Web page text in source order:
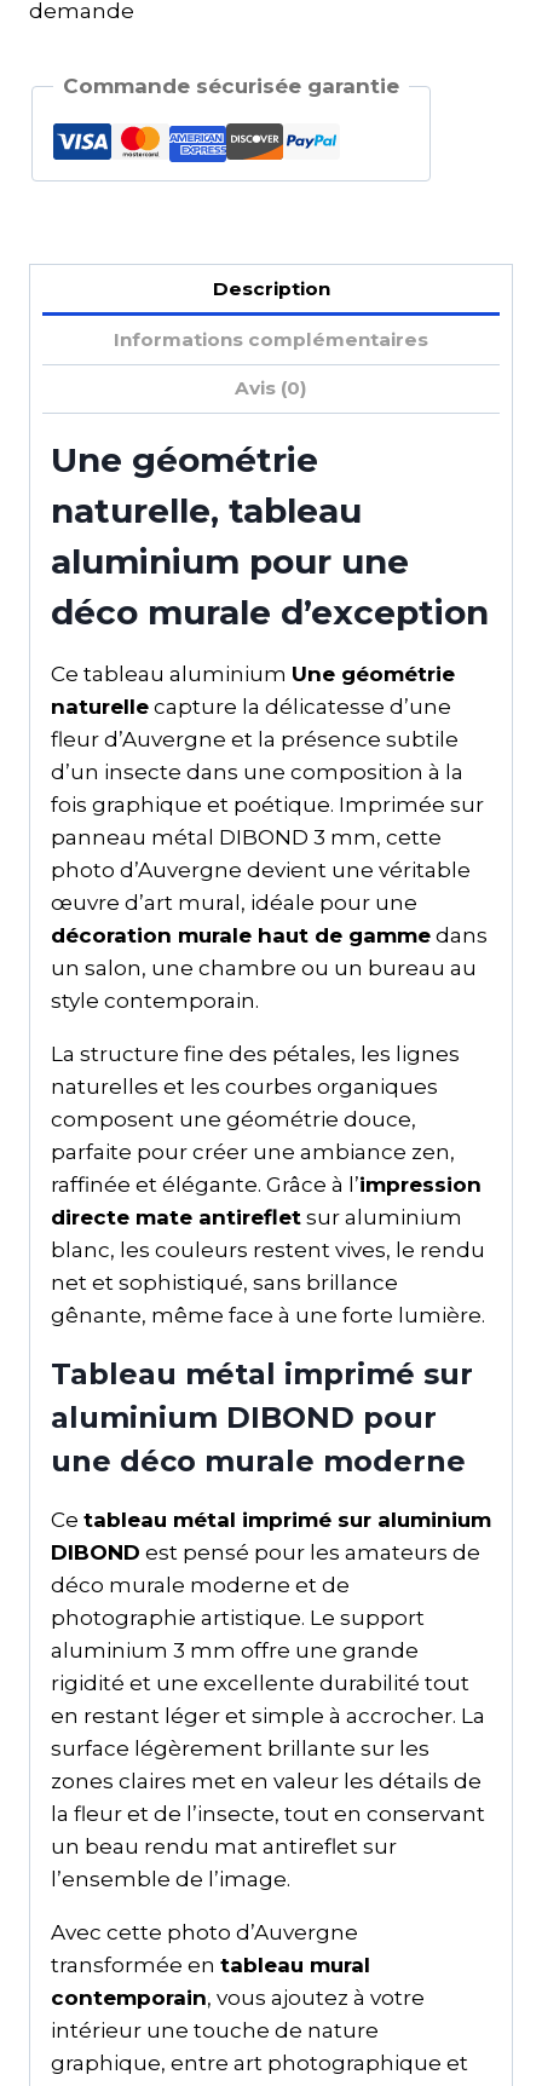
demande
Commande sécurisée garantie
Description
Informations complémentaires
Avis (0)
Une géométrie
naturelle, tableau
aluminium pour une
déco murale d’exception
Ce tableau aluminium Une géométrie
naturelle capture la délicatesse d’une
fleur d’Auvergne et la présence subtile
d’un insecte dans une composition à la
fois graphique et poétique. Imprimée sur
panneau métal DIBOND 3 mm, cette
photo d’Auvergne devient une véritable
œuvre d’art mural, idéale pour une
décoration murale haut de gamme dans
un salon, une chambre ou un bureau au
style contemporain.
La structure fine des pétales, les lignes
naturelles et les courbes organiques
composent une géométrie douce,
parfaite pour créer une ambiance zen,
raffinée et élégante. Grâce à l’impression
directe mate antireflet sur aluminium
blanc, les couleurs restent vives, le rendu
net et sophistiqué, sans brillance
gênante, même face à une forte lumière.
Tableau métal imprimé sur
aluminium DIBOND pour
une déco murale moderne
Ce tableau métal imprimé sur aluminium
DIBOND est pensé pour les amateurs de
déco murale moderne et de
photographie artistique. Le support
aluminium 3 mm offre une grande
rigidité et une excellente durabilité tout
en restant léger et simple à accrocher. La
surface légèrement brillante sur les
zones claires met en valeur les détails de
la fleur et de l’insecte, tout en conservant
un beau rendu mat antireflet sur
l’ensemble de l’image.
Avec cette photo d’Auvergne
transformée en tableau mural
contemporain, vous ajoutez à votre
intérieur une touche de nature
graphique, entre art photographique et